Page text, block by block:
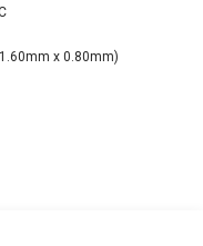
x 0.80mm)